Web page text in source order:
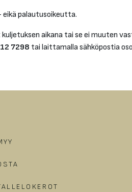
palautusoikeutta.
aikana tai se ei muuten
7298 tai laittamalla sähköpostia